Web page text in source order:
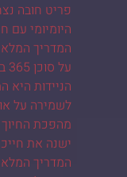
פריט חובה
היומיומי עם
המדריך
על סוכן 365 בישראל
הניידות
לשמירה על
מהפכת
ישנה את
המדריך המלא